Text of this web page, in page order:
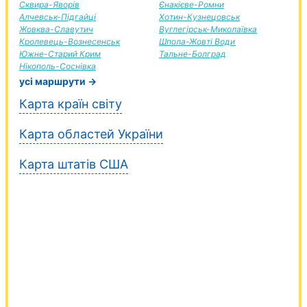
Сквира-Яворів
Алчевськ-Підгайці
Жовква-Славутич
Кролевець-Вознесенськ
Южне-Старий Крим
Нікополь-Соснівка
Єнакієве-Ромни
Хотин-Кузнецовськ
Вуглегірськ-Миколаївка
Шпола-Жовті Води
Тальне-Болград
усі маршрути →
Карта країн світу
Карта областей України
Карта штатів США